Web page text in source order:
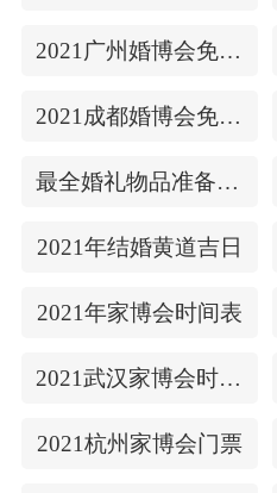
2021广州婚博会免费门票
2021成都婚博会免费门票
最全婚礼物品准备清单
2021年结婚黄道吉日
2021年家博会时间表
2021武汉家博会时间表
2021杭州家博会门票